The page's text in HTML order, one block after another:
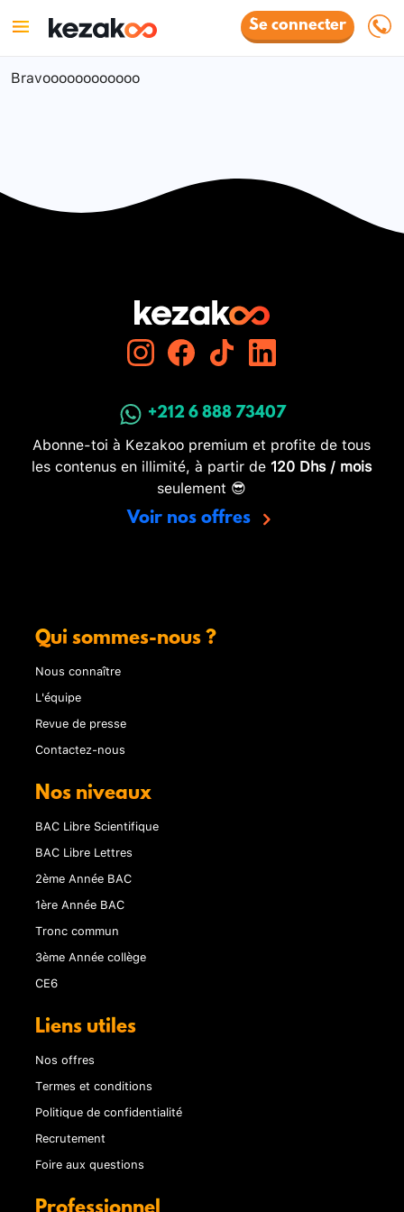
Se connecter
Bravoooooooooooo
+212 6 888 73407
Abonne-toi à Kezakoo premium et profite de tous
les contenus en illimité, à partir de 120 Dhs / mois
seulement 😎
Voir nos offres
Qui sommes-nous ?
Nous connaître
L'équipe
Revue de presse
Contactez-nous
Nos niveaux
BAC Libre Scientifique
BAC Libre Lettres
2ème Année BAC
1ère Année BAC
Tronc commun
3ème Année collège
CE6
Liens utiles
Nos offres
Termes et conditions
Politique de confidentialité
Recrutement
Foire aux questions